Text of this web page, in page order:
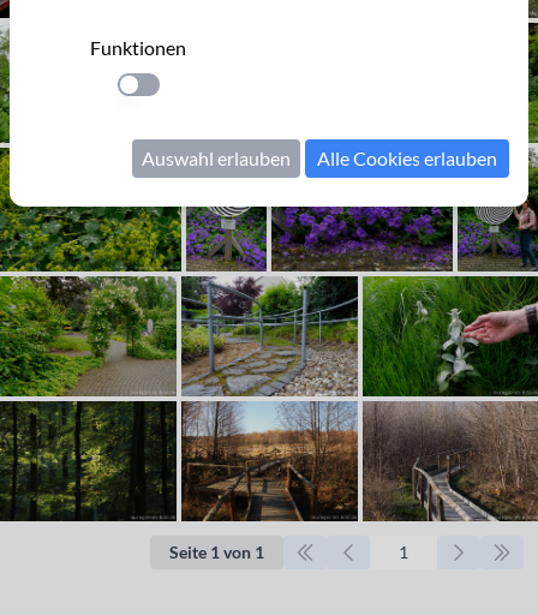
Seite 1 von 1
Funktionen
Einstellung anwenden
Auswahl erlauben Alle Cookies erlauben